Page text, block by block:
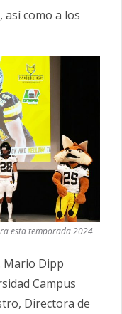
como a los
esta temporada 2024
Mario Dipp
Campus
Directora de